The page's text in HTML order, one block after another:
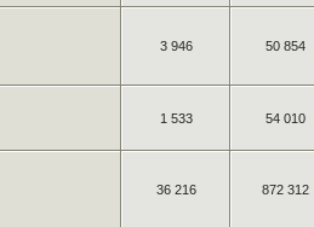
3 946 50 854
1 533 54 010
36 216 872 312